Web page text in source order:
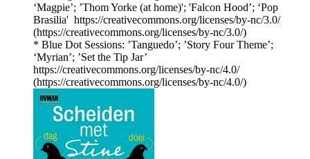
‘Magpie’; ’Thom Yorke (at home)'; 'Falcon Hood’; ‘Pop
Brasilia' https://creativecommons.org/licenses/by-nc/3.0/
(https://creativecommons.org/licenses/by-nc/3.0/)
* Blue Dot Sessions: ’Tanguedo’; ’Story Four Theme’;
‘Myrian’; ’Set the Tip Jar’
https://creativecommons.org/licenses/by-nc/4.0/
(https://creativecommons.org/licenses/by-nc/4.0/)